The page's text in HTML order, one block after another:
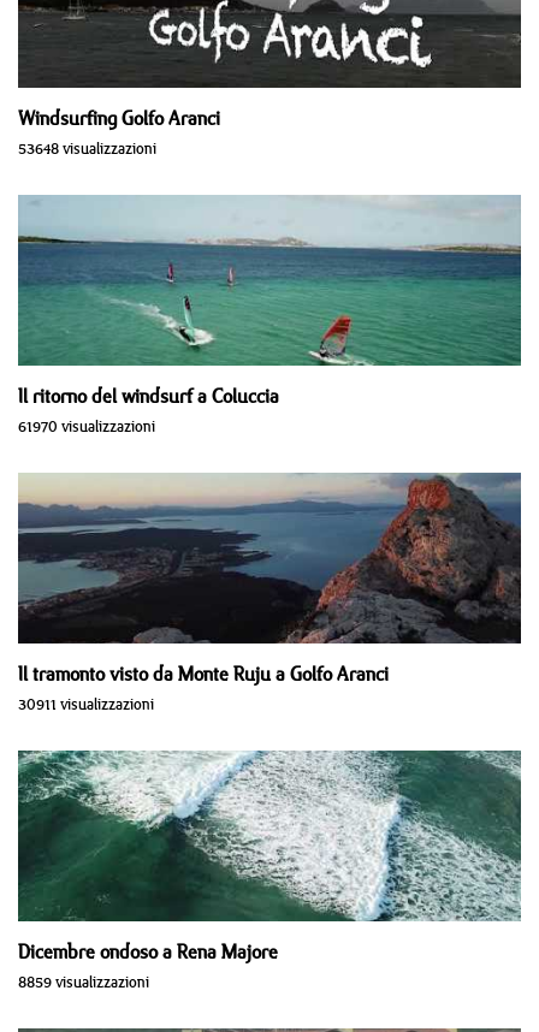
Windsurfing Golfo Aranci
53648 visualizzazioni
Il ritorno del windsurf a Coluccia
61970 visualizzazioni
Il tramonto visto da Monte Ruju a Golfo Aranci
30911 visualizzazioni
Dicembre ondoso a Rena Majore
8859 visualizzazioni